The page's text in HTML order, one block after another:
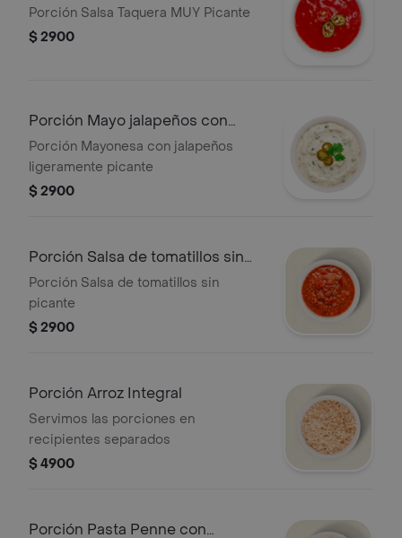
Picante
Porción Salsa Taquera MUY Picante
$ 2900
Porción Mayo jalapeños con
poco picante
Porción Mayonesa con jalapeños
ligeramente picante
$ 2900
Porción Salsa de tomatillos sin
picante
Porción Salsa de tomatillos sin
picante
$ 2900
Porción Arroz Integral
Servimos las porciones en
recipientes separados
$ 4900
Porción Pasta Penne con